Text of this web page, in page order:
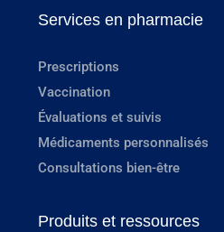
Services en pharmacie
Prescriptions
Vaccination
Évaluations et suivis
Médicaments personnalisés
Consultations bien-être
Produits et ressources